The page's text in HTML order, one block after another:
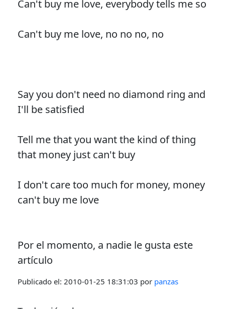
Can't buy me love, everybody tells me so
Can't buy me love, no no no, no
Say you don't need no diamond ring and
I'll be satisfied
Tell me that you want the kind of thing
that money just can't buy
I don't care too much for money, money
can't buy me love
Por el momento, a nadie le gusta este
artículo
Publicado el: 2010-01-25 18:31:03 por panzas